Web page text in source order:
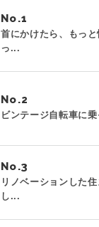
No.
首にかけたら、もっ
っ...
No.
ビンテージ自転車に
No.
リノベーションした
し...